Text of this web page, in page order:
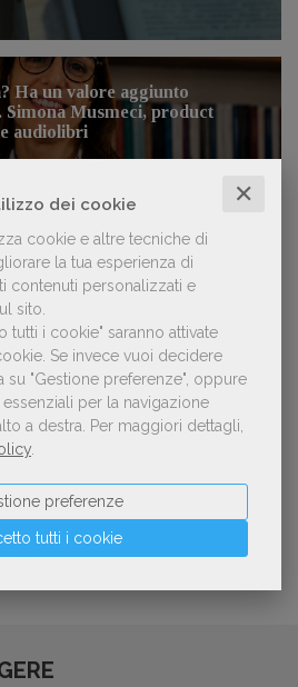
dei cookie ✕
cookie e altre tecniche di
la tua esperienza di
contenuti personalizzati e
sito.
tutti i cookie" saranno attivate
Se invece vuoi decidere
su "Gestione preferenze", oppure
per la navigazione
a destra. Per maggiori dettagli,
tutti i cookie
preferenze
Ha un valore aggiunto
Simona Musmeci, product
audiolibri
Inge Feltrinelli apre le
per la quinta edizione,
al tema della pace
adesioni alla collettiva italiana
Shanghai International
luglio 2026